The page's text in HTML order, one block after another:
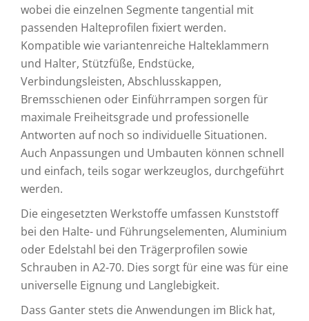
wobei die einzelnen Segmente tangential mit
passenden Halteprofilen fixiert werden.
Kompatible wie variantenreiche Halteklammern
und Halter, Stützfüße, Endstücke,
Verbindungsleisten, Abschlusskappen,
Bremsschienen oder Einführrampen sorgen für
maximale Freiheitsgrade und professionelle
Antworten auf noch so individuelle Situationen.
Auch Anpassungen und Umbauten können schnell
und einfach, teils sogar werkzeuglos, durchgeführt
werden.
Die eingesetzten Werkstoffe umfassen Kunststoff
bei den Halte- und Führungselementen, Aluminium
oder Edelstahl bei den Trägerprofilen sowie
Schrauben in A2-70. Dies sorgt für eine was für eine
universelle Eignung und Langlebigkeit.
Dass Ganter stets die Anwendungen im Blick hat,